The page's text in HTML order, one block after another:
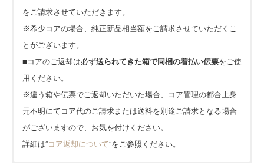
をご請求させていただきます。
※希少コアの場合、純正新品相当額をご請求させていただくこ
とがございます。
■コアのご返却は必ず送られてきた箱で同梱の着払い伝票をご使
用ください。
※違う箱や伝票でご返却いただいた場合、コア管理の都合上身
元不明にてコア代のご請求または送料を別途ご請求となる場合
がございますので、お気を付けください。
詳細は”コア返却について”をご参照ください。